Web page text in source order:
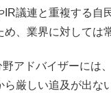
IR議連と重複する自
、業界に対しては
アドバイザーには
ら厳しい追及が出な